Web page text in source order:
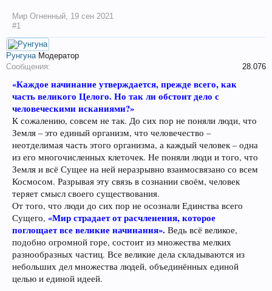
Мир Огненный, 19 сен 2021
#1
Рунгуна Модератор
Сообщения:
28.076
«Каждое начинание утверждается, прежде всего, как
часть великого Целого. Но так ли обстоит дело с
человеческими исканиями?»
К сожалению, совсем не так. До сих пор не поняли люди, что
Земля – это единый организм, что человечество –
неотделимая часть этого организма, а каждый человек – одна
из его многочисленных клеточек. Не поняли люди и того, что
Земля и всё Сущее на ней неразрывно взаимосвязано со всем
Космосом. Разрывая эту связь в сознании своём, человек
теряет смысл своего существования.
От того, что люди до сих пор не осознали Единства всего
Сущего, «Мир страдает от расчленения, которое
поглощает все великие начинания». Ведь всё великое,
подобно огромной горе, состоит из множества мелких
разнообразных частиц. Все великие дела складываются из
небольших дел множества людей, объединённых единой
целью и единой идеей.